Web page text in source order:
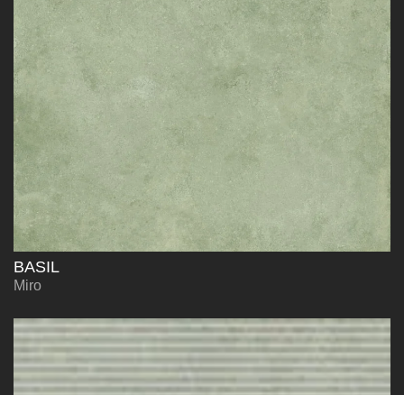
BASIL
Miro